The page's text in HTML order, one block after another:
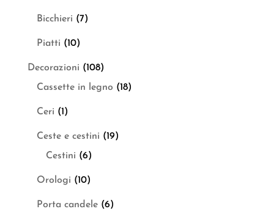
Bicchieri (7)
Piatti (10)
Decorazioni (108)
Cassette in legno (18)
Ceri (1)
Ceste e cestini (19)
Cestini (6)
Orologi (10)
Porta candele (6)